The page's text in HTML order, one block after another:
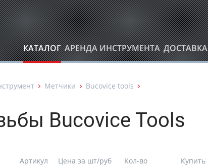
КАТАЛОГ АРЕНДА ИНСТРУМЕНТА ДОСТАВКА
Метчики
Bucovice tools
Bucovice Tools
Артикул Цена за шт/руб Кол-во Купить